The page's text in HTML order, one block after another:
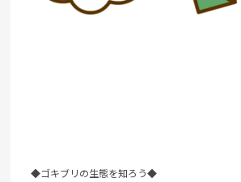
◆ゴキブリの生態を知ろう◆